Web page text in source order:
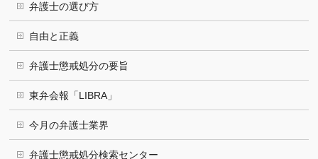
弁護士の選び方
自由と正義
弁護士懲戒処分の要旨
東弁会報「LIBRA」
今月の弁護士業界
弁護士懲戒処分検索センター